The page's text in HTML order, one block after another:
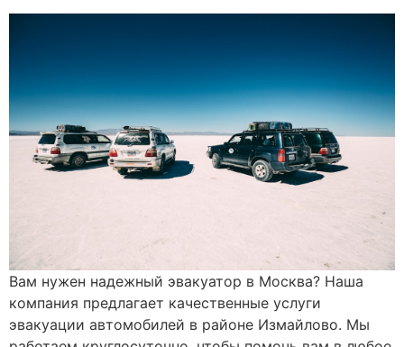
Вам нужен надежный эвакуатор в Москва? Наша
компания предлагает качественные услуги
эвакуации автомобилей в районе Измайлово. Мы